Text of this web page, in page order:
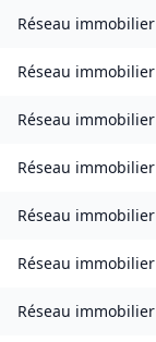
Réseau immobilier
Réseau immobilier
Réseau immobilier
Réseau immobilier
Réseau immobilier
Réseau immobilier
Réseau immobilier